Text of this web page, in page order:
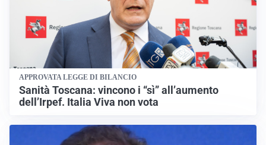
APPROVATA LEGGE DI BILANCIO
Sanità Toscana: vincono i “sì” all’aumento
dell’Irpef. Italia Viva non vota